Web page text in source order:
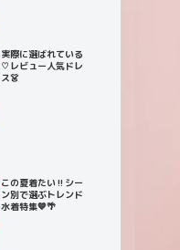
実際に選ばれている
♡レビュー人気ドレ
ス👗
この夏着たい‼️シー
ン別で選ぶトレンド
水着特集💙🌴